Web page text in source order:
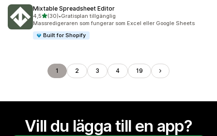
Mixtable Spreadsheet Editor
4,5av 5 stjärnor
(30)
30 recensioner totalt
•Gratisplan tillgänglig
Massredigeraren som fungerar som Excel eller Google Sheets
Built for Shopify
1 2 3 4 19
Vill du lägga till en app?